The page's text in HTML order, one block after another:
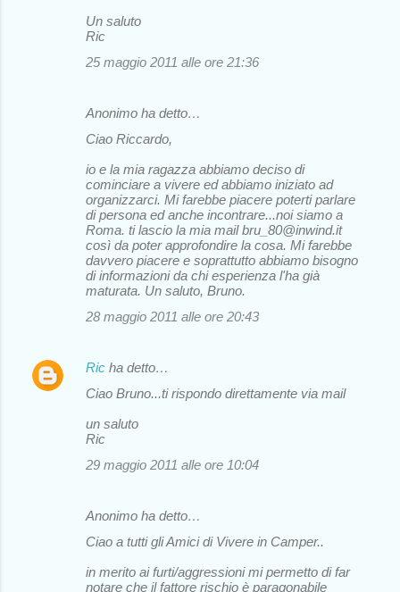
Un saluto
Ric
25 maggio 2011 alle ore 21:36
Anonimo ha detto…
Ciao Riccardo,
io e la mia ragazza abbiamo deciso di
cominciare a vivere ed abbiamo iniziato ad
organizzarci. Mi farebbe piacere poterti parlare
di persona ed anche incontrare...noi siamo a
Roma. ti lascio la mia mail bru_80@inwind.it
così da poter approfondire la cosa. Mi farebbe
davvero piacere e soprattutto abbiamo bisogno
di informazioni da chi esperienza l'ha già
maturata. Un saluto, Bruno.
28 maggio 2011 alle ore 20:43
Ric ha detto…
Ciao Bruno...ti rispondo direttamente via mail
un saluto
Ric
29 maggio 2011 alle ore 10:04
Anonimo ha detto…
Ciao a tutti gli Amici di Vivere in Camper..
in merito ai furti/aggressioni mi permetto di far
notare che il fattore rischio è paragonabile